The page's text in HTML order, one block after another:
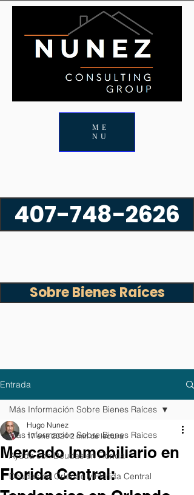
ME
NU
Sobre Bienes Raíces
407-748-2626
Entrada
Más Información Sobre Bienes Raíces
Ayuda con Deudas en Florida
Deudas en Orlando y Florida Central
Más Información Sobre Bienes Raíces
Mercado Inmobiliario en
Florida Central:
Hugo Nunez
17 ene 2024 2 min de lectura